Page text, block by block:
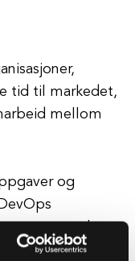
tid til markedet,
mellom
og